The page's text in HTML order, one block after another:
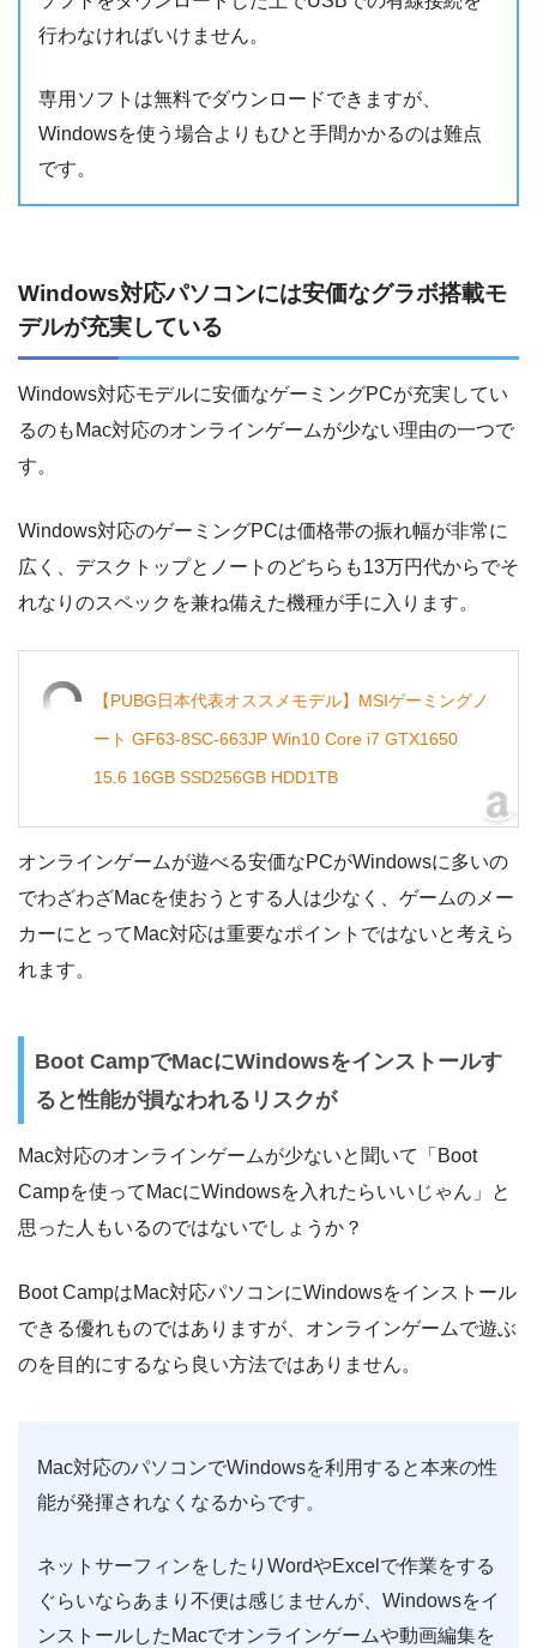
行わなければいけません。
専用ソフトは無料でダウンロードできますが、
Windowsを使う場合よりもひと手間かかるのは難点
です。
Windows対応パソコンには安価なグラボ搭載モ
デルが充実している
Windows対応モデルに安価なゲーミングPCが充実してい
るのもMac対応のオンラインゲームが少ない理由の一つで
す。
Windows対応のゲーミングPCは価格帯の振れ幅が非常に
広く、デスクトップとノートのどちらも13万円代からでそ
れなりのスペックを兼ね備えた機種が手に入ります。
【PUBG日本代表オススメモデル】MSIゲーミングノ
ート GF63-8SC-663JP Win10 Core i7 GTX1650
15.6 16GB SSD256GB HDD1TB
オンラインゲームが遊べる安価なPCがWindowsに多いの
でわざわざMacを使おうとする人は少なく、ゲームのメー
カーにとってMac対応は重要なポイントではないと考えら
れます。
Boot CampでMacにWindowsをインストールす
ると性能が損なわれるリスクが
Mac対応のオンラインゲームが少ないと聞いて「Boot
Campを使ってMacにWindowsを入れたらいいじゃん」と
思った人もいるのではないでしょうか？
Boot CampはMac対応パソコンにWindowsをインストール
できる優れものではありますが、オンラインゲームで遊ぶ
のを目的にするなら良い方法ではありません。
Mac対応のパソコンでWindowsを利用すると本来の性
能が発揮されなくなるからです。
ネットサーフィンをしたりWordやExcelで作業をする
ぐらいならあまり不便は感じませんが、Windowsをイ
ンストールしたMacでオンラインゲームや動画編集を